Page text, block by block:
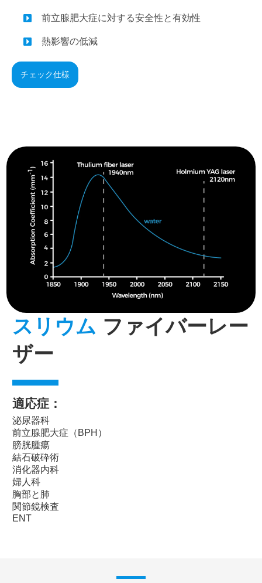
前立腺肥大症に対する安全性と有効性
熱影響の低減
チェック仕様
スリウム ファイバーレー
ザー
適応症：
泌尿器科
前立腺肥大症（BPH）
膀胱腫瘍
結石破砕術
消化器内科
婦人科
胸部と肺
関節鏡検査
ENT